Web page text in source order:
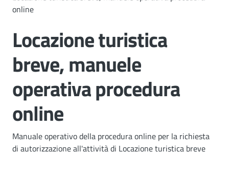
online
Locazione turistica
breve, manuele
operativa procedura
online
Dettagli
Manuale operativo della procedura online per la richiesta
di autorizzazione all'attività di Locazione turistica breve